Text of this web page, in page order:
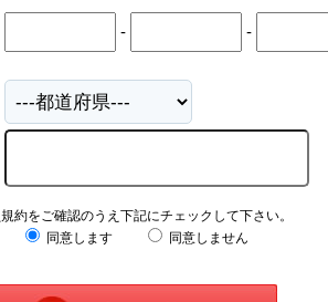
- -
約をご確認のうえ下記にチェックして下さい。
同意します
同意しません